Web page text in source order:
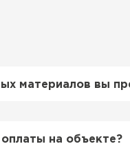
материалов вы
профнастил,
на объекте?